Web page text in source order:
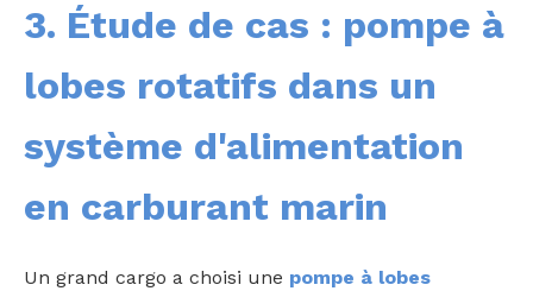
3. Étude de cas : pompe à
lobes rotatifs dans un
système d'alimentation
en carburant marin
Un grand cargo a choisi une pompe à lobes